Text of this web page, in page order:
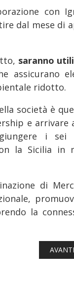
con
dal mese di
saranno
assicurano
ridotto.
società è
e arrivare
i sei
la Sicilia in
di
la
TRASPORTO DEL
AVANTI